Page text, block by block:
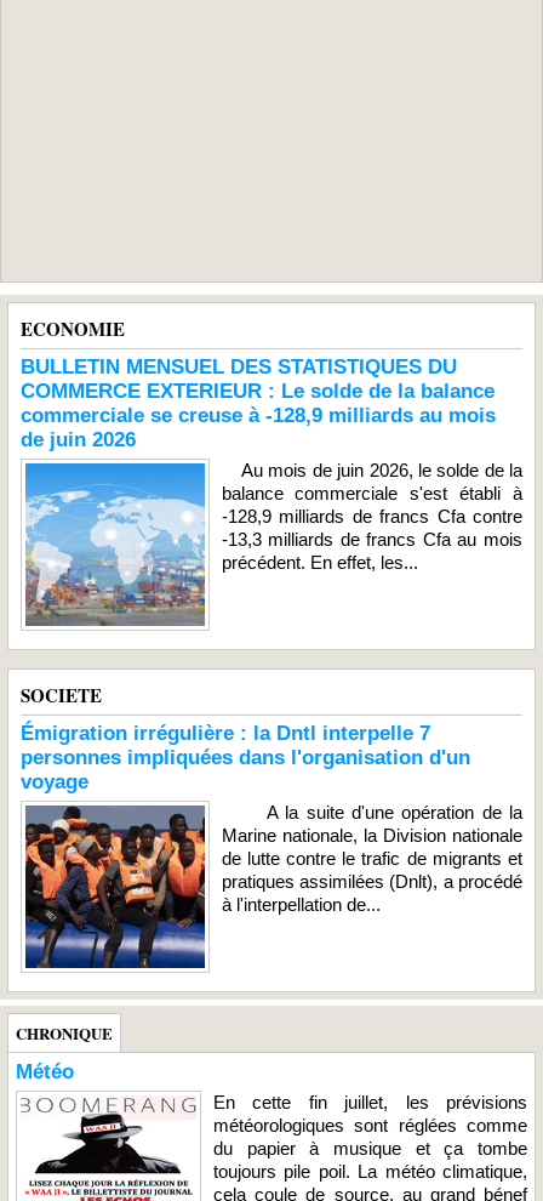
ECONOMIE
BULLETIN MENSUEL DES STATISTIQUES DU
COMMERCE EXTERIEUR : Le solde de la balance
commerciale se creuse à -128,9 milliards au mois
de juin 2026
Au mois de juin 2026, le solde de la
balance commerciale s'est établi à
-128,9 milliards de francs Cfa contre
-13,3 milliards de francs Cfa au mois
précédent. En effet, les...
SOCIETE
Émigration irrégulière : la Dntl interpelle 7
personnes impliquées dans l'organisation d'un
voyage
A la suite d'une opération de la
Marine nationale, la Division nationale
de lutte contre le trafic de migrants et
pratiques assimilées (Dnlt), a procédé
à l'interpellation de...
CHRONIQUE
Météo
En cette fin juillet, les prévisions
météorologiques sont réglées comme
du papier à musique et ça tombe
toujours pile poil. La météo climatique,
cela coule de source, au grand bénef